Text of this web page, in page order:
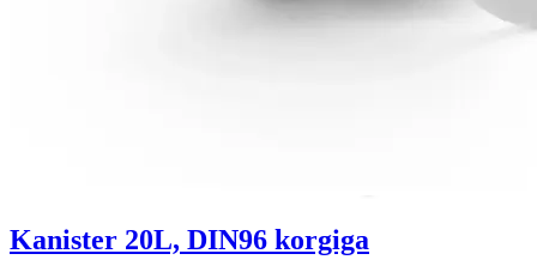
Kanister 20L, DIN96 korgiga